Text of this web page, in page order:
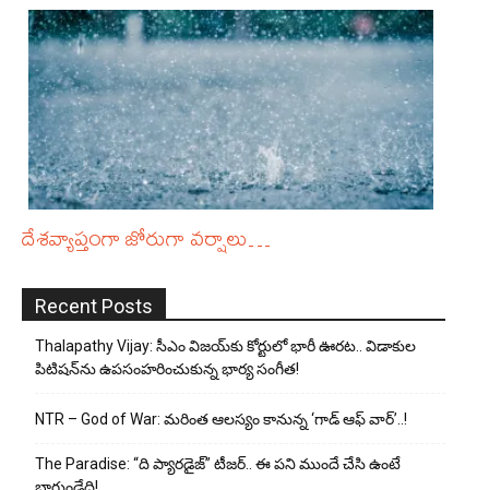
దేశవ్యాప్తంగా జోరుగా వర్షాలు…
Recent Posts
Thalapathy Vijay: సీఎం విజయ్‌కు కోర్టులో భారీ ఊరట.. విడాకుల
పిటిషన్‌ను ఉపసంహరించుకున్న భార్య సంగీత!
NTR – God of War: మరింత ఆలస్యం కానున్న ‘గాడ్ ఆఫ్ వార్’..!
The Paradise: “ది ప్యారడైజ్” టీజర్.. ఈ పని ముందే చేసి ఉంటే